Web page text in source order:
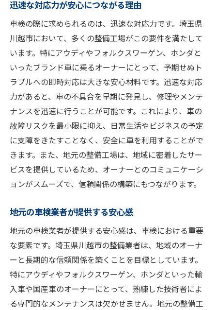
迅速な対応力が安心につながる理由
車検の際に求められるのは、迅速な対応力です。埼玉県
川越市において、多くの整備工場がこの要件を満たして
います。特にアウディやフォルクスワーゲン、ホンダと
いったブランド車に乗るオーナーにとって、予期せぬト
ラブルへの即時対応は大きな安心材料です。迅速な対応
力があると、車の不具合を早期に発見し、修理やメンテ
ナンスを迅速に行うことが可能です。これにより、車の
故障リスクを最小限に抑え、日常生活やビジネスの予定
に支障をきたすことなく、安全に車を利用することがで
きます。また、地元の整備工場は、地域に密着したサー
ビスを提供しているため、オーナーとのコミュニケーシ
ョンがスムーズで、信頼関係の構築にもつながります。
地元の車検業者が提供する安心感
地元の車検業者が提供する安心感は、車検における重要
な要素です。埼玉県川越市の整備業者は、地域のオーナ
ーと長期的な信頼関係を築くことを目標としています。
特にアウディやフォルクスワーゲン、ホンダといった輸
入車や国産車のオーナーにとって、熟練した技術者によ
る専門的なメンテナンスは欠かせません。地元の整備工